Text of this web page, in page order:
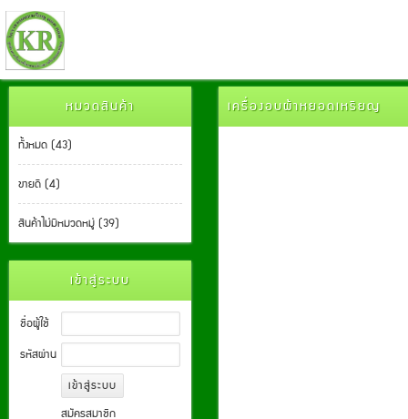
หมวดสินค้า
ทั้งหมด (43)
ขายดี (4)
สินค้าไม่มีหมวดหมู่ (39)
เข้าสู่ระบบ
ชื่อผู้ใช้
รหัสผ่าน
สมัครสมาชิก
เครื่องอบผ้าหยอดเหรียญ